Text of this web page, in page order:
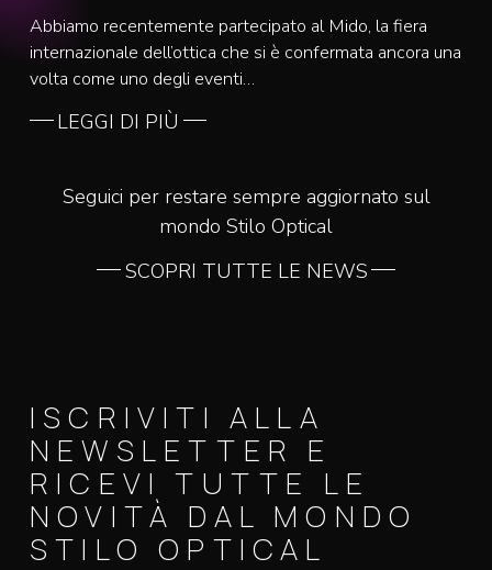
Abbiamo recentemente partecipato al Mido, la fiera
internazionale dell’ottica che si è confermata ancora una
volta come uno degli eventi…
LEGGI DI PIÙ
Seguici per restare sempre aggiornato sul
mondo Stilo Optical
SCOPRI TUTTE LE NEWS
ISCRIVITI ALLA
NEWSLETTER E
RICEVI TUTTE LE
NOVITÀ DAL MONDO
STILO OPTICAL